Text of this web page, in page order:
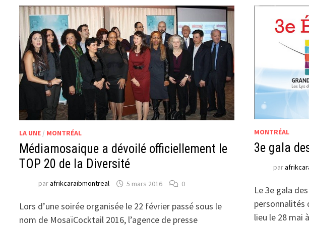
LA UNE / MONTRÉAL
Médiamosaique a dévoilé officiellement le
TOP 20 de la Diversité
parafrikcaraibmontreal 5 mars 2016 0
Lors d’une soirée organisée le 22 février passé sous le
nom de MosaïCocktail 2016, l’agence de presse
MONTRÉAL
3e gala
par
Le 3e gala
personnalités
lieu le 28 mai